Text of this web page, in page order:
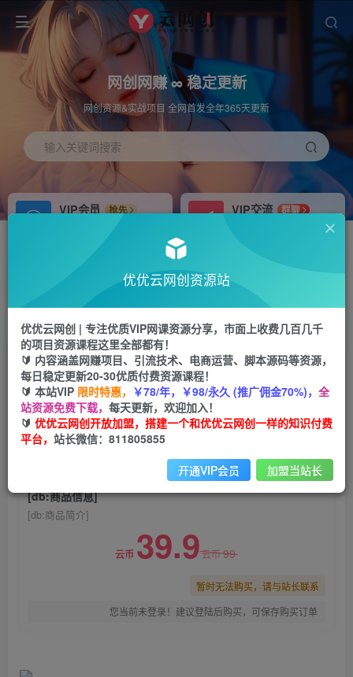
网创网赚 ∞ 稳定更新
网创资源&实战项目 全网首发全年365天更新
输入关键词搜索
VIP会员
抢先
免费下载全站资源
VIP交流
群聊
研究探讨更多创业项目路子。
站长V：hu91275
推荐
首页 中创网 正文
抖音一分购项目玩法实操教学，0门槛新手也能操
作，一天赚几百上千
优优云网创
2年前发布
关注 私信
[db:商品信息]
[db:商品简介]
云币 39.9云币99
暂时无法购买，请与站长联系
您当前未登录！建议登陆后购买，可保存购买订单
已售 91
优优云网创资源站
优优云网创 | 专注优质VIP网课资源分享，市面上收费几百几千
的项目资源课程这里全部都有！
🔰 内容涵盖网赚项目、引流技术、电商运营、脚本源码等资源，
每日稳定更新20-30优质付费资源课程！
🔰 本站VIP 限时特惠， ￥78/年，￥98/永久 (推广佣金70%)， 全
站资源免费下载， 每天更新，欢迎加入！
🔰 优优云网创开放加盟，搭建一个和优优云网创一样的知识付费
平台， 站长微信：811805855
开通VIP会员 加盟当站长